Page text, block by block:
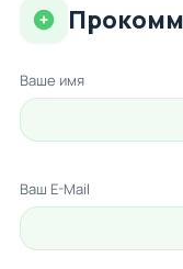
Ваше имя
Ваш E-Mail